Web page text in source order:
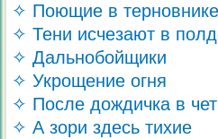
✧ Поющие в терновнике
✧ Тени исчезают в
✧ Дальнобойщики
✧ Укрощение огня
✧ После дождичка в
✧ А зори здесь тихие